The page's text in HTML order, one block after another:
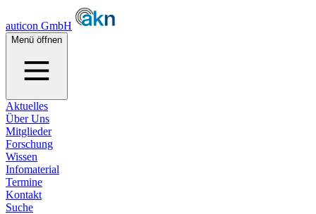
auticon GmbH
Menü öffnen
Aktuelles
Über Uns
Mitglieder
Forschung
Wissen
Infomaterial
Termine
Kontakt
Suche